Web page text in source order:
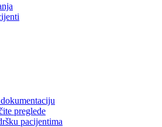
preglede
pacijentima